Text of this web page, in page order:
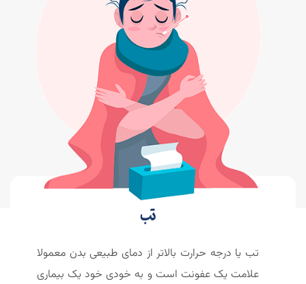
تب
تب یا درجه حرارت بالاتر از دمای طبیعی بدن معمولا
علامت یک عفونت است و به خودی خود یک بیماری